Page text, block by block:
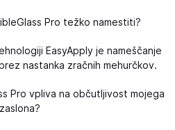
Pro težko namestiti?
EasyApply je nameščanje
nastanka zračnih mehurčkov.
Pro vpliva na občutljivost mojega
zaslona?